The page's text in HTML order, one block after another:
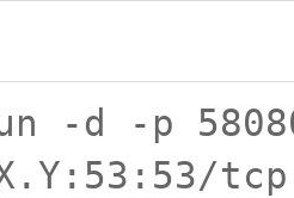
-d -p